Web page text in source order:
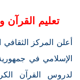
تعليم القرآن
أعلن المركز الثقافي
الإسلامي في
لدروس القرآن